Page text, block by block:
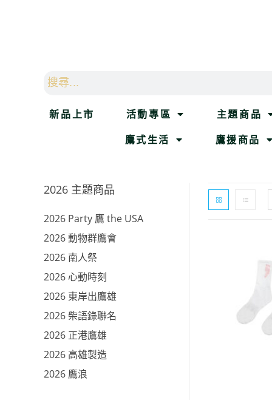
新品上市 活動專區
主題商品
鷹式生活
鷹援商品
2026 主題商品
2026 Party 鷹 the USA
2026 動物群鷹會
2026 南人祭
2026 心動時刻
2026 東岸出鷹雄
2026 柴語錄聯名
2026 正港鷹雄
2026 高雄製造
2026 鷹浪